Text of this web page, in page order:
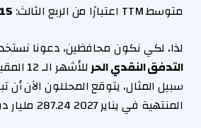
متوسط ​​TTM اعتبارًا من الربع الثالث:
لذا، لكي نكون محافظين، دعونا
التدفق النقدي الحر
سبيل المثال، يتوقع المحللون الآن أن
المنتهية في يناير 2027 287.24 مليار دولار: